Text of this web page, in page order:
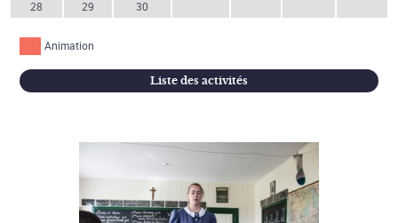
28
29 30
Animation
Liste des activités